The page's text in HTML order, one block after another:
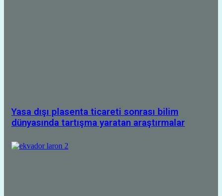
Yasa dışı plasenta ticareti sonrası bilim
dünyasında tartışma yaratan araştırmalar